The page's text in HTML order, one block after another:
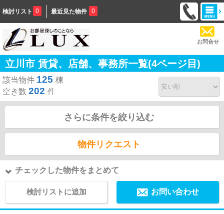
検討リスト 0 最近見た物件 0
お問合せ
立川市 賃貸、店舗、事務所一覧(4ページ目)
該当物件 125 棟
空き数 202 件
さらに条件を絞り込む
物件リクエスト
チェックした物件をまとめて
検討リストに追加 お問い合わせ